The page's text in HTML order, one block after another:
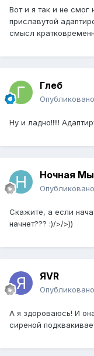
Вот и я так и не смог
приславутой
смысл
Глеб
Опубликовано
Ну и ладно!!!!!
Ночная
Опубликовано
Скажите, а если
начнет??? :)/>/>))
ЯVR
Опубликовано
А я здороваюсь! И
сиреной